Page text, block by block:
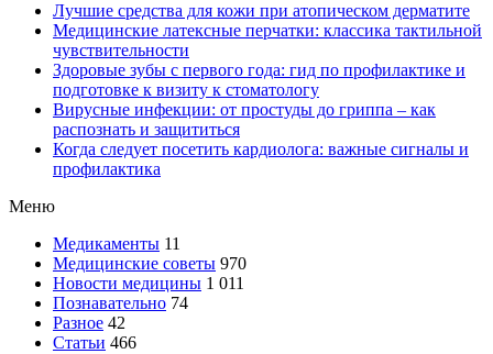
Лучшие средства для кожи при атопическом дерматите
Медицинские латексные перчатки: классика тактильной
чувствительности
Здоровые зубы с первого года: гид по профилактике и
подготовке к визиту к стоматологу
Вирусные инфекции: от простуды до гриппа – как
распознать и защититься
Когда следует посетить кардиолога: важные сигналы и
профилактика
Меню
Медикаменты 11
Медицинские советы 970
Новости медицины 1 011
Познавательно 74
Разное 42
Статьи 466